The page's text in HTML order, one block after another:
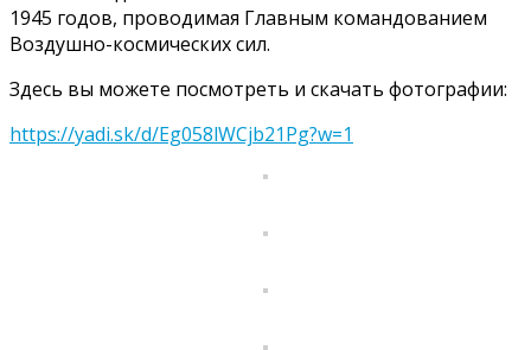
1945 годов, проводимая Главным командованием
Воздушно-космических сил.
Здесь вы можете посмотреть и скачать фотографии:
https://yadi.sk/d/Eg058lWCjb21Pg?w=1